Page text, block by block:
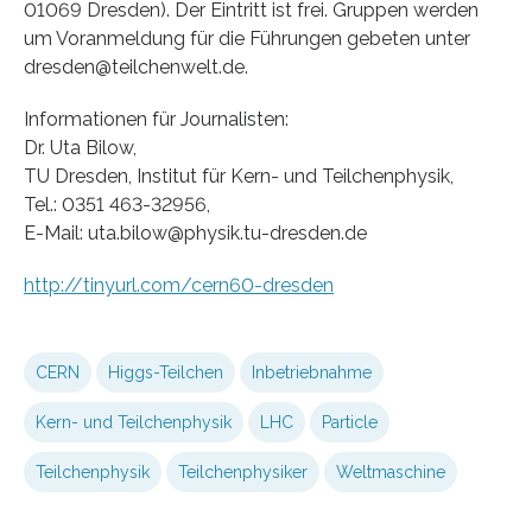
01069 Dresden). Der Eintritt ist frei. Gruppen werden
um Voranmeldung für die Führungen gebeten unter
dresden@teilchenwelt.de.
Informationen für Journalisten:
Dr. Uta Bilow,
TU Dresden, Institut für Kern- und Teilchenphysik,
Tel.: 0351 463-32956,
E-Mail: uta.bilow@physik.tu-dresden.de
http://tinyurl.com/cern60-dresden
CERN Higgs-Teilchen Inbetriebnahme
Kern- und Teilchenphysik LHC Particle
Teilchenphysik Teilchenphysiker Weltmaschine